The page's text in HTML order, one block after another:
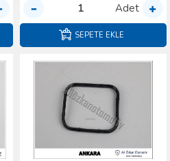
Adet
SEPETE EKLE